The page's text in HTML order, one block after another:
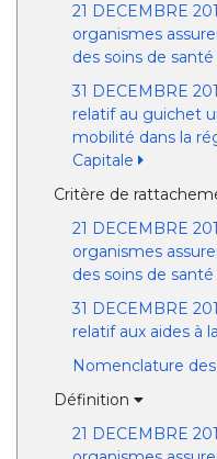
21 DECEMBRE
organismes
des soins de
31 DECEMBRE
relatif au guichet
mobilité dans la
Capitale
Critère de
21 DECEMBRE
organismes
des soins de
31 DECEMBRE
relatif aux aides à
Nomenclature
Définition
21 DECEMBRE